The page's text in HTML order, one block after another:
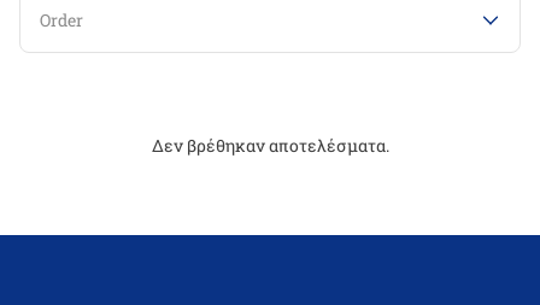
Order
Δεν βρέθηκαν αποτελέσματα.